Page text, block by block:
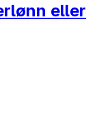
eller